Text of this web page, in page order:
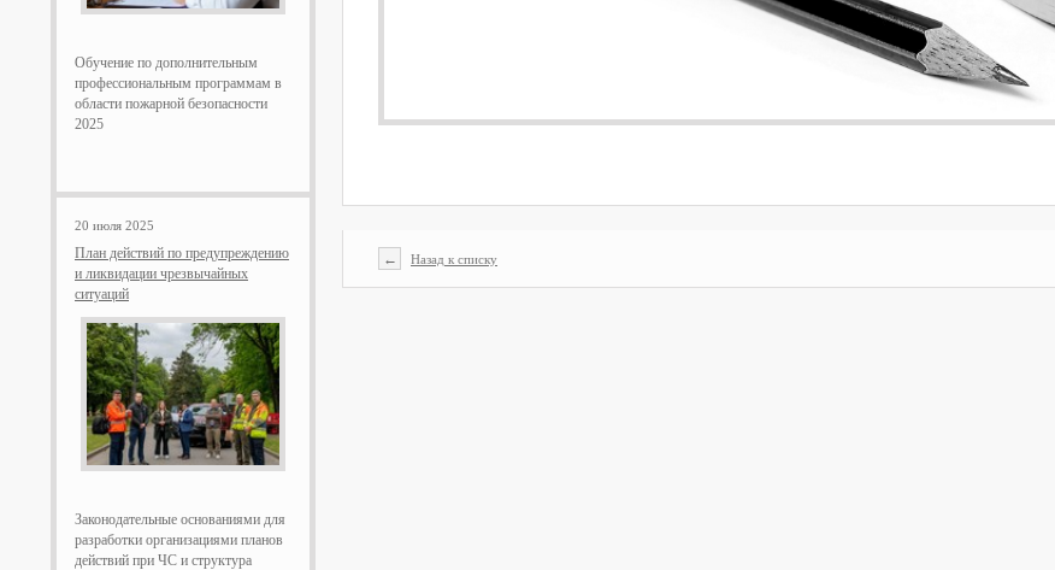
Обучение по дополнительным
профессиональным программам в
области пожарной безопасности
2025
20 июля 2025
План действий по предупреждению
и ликвидации чрезвычайных
ситуаций
Законодательные основаниями для
разработки организациями планов
действий при ЧС и структура
← Назад к списку